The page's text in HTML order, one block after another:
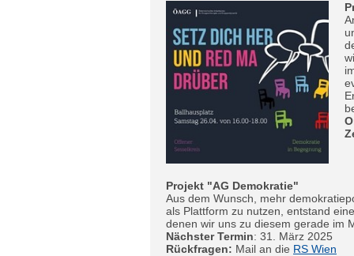
Projekt "AG Demokratie"
Aus dem Wunsch, mehr
als Plattform zu nutzen, entstand
denen wir uns zu diesem gerade im
Nächster Termin: 31. März 2025
Rückfragen: Mail an die RS Wien